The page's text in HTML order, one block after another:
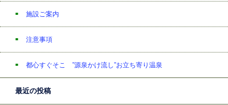
施設ご案内
注意事項
都心すぐそこ ”源泉かけ流し”お立ち寄り温泉
最近の投稿